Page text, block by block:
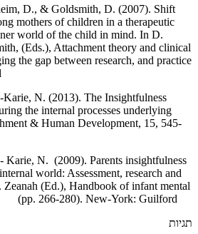
D., & Goldsmith, D. (2007). Shift
mothers of children in a therapeutic
world of the child in mind. In D.
(Eds.), Attachment theory and clinical
the gap between research, and practice
N. (2013). The Insightfulness
the internal processes underlying
& Human Development, 15, 545-
Karie, N. (2009). Parents insightfulness
world: Assessment, research and
(Ed.), Handbook of infant mental
266-280). New-York: Guilford.
תגיות